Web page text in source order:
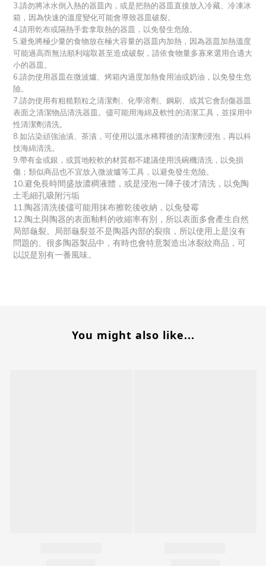
3.請勿將冰水倒入熱的器皿內，或是把熱的器皿直接放入冷藏、冷凍冰
箱，因為快速的溫度變化可能會導致器皿破裂。
4.請用乾布或隔熱手套拿取熱的器皿，以免發生危險。
5.避免將極少量的食物放在極大容量的器皿內加熱，因為器皿加熱溫度
可能過高而無法順利端取甚至造成破裂，請依食物量多寡來選用合適大
小的器皿。
6.請勿使用器皿在微波爐、烤箱內過度加熱食用油或奶油，以免發生危
險。
7.請勿使用有粗糙顆粒之清潔劑、化學溶劑、鋼刷、或其它會刮傷器皿
表面之清潔物品清洗器皿。儘可能用海綿及軟性的清潔工具，並採用中
性清潔劑清洗。
8.如沾染頑強油漬、茶漬，可使用以溫水稀釋後的清潔劑浸泡，再以科
技海綿清洗。
9.帶有金或銀，或質地較軟的材質都不建議使用洗碗機清洗，以免損
傷；類似商品也不宜放入微波爐等工具，以避免發生危險。
10.避免長時間盛放濃稠液體，或是浸泡一陣子後才清洗，以免陶
土毛細孔吸附污垢
11.陶器清洗後儘可能用抹布擦乾後收納，以免發霉
12.陶土與陶器的表面釉料的收縮率有別，所以表面多會產生自然
局部龜裂。局部龜裂並不是陶器內部的裂痕，所以使用上是沒有
問題的。很多陶器製品中，有時也會特意製造出冰裂紋商品，可
以説是別有一番風味。
You might also like...